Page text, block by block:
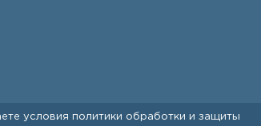
условия политики обработки и защиты